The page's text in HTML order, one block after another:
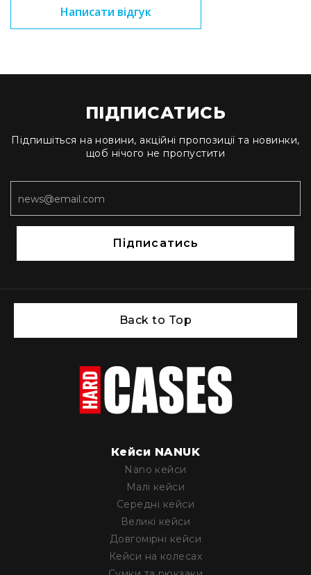
Написати відгук
ПІДПИСАТИСЬ
Підпишіться на новини, акційні пропозиції та новинки,
щоб нічого не пропустити
Підписатись
Back to Top
Кейси NANUK
Nano кейси
Малі кейси
Середні кейси
Великі кейси
Довгомірні кейси
Кейси на колесах